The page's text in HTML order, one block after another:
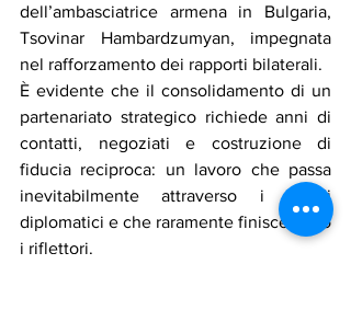
dell’ambasciatrice armena in Bulgaria,
Tsovinar Hambardzumyan, impegnata
nel rafforzamento dei rapporti bilaterali.
È evidente che il consolidamento di un
partenariato strategico richiede anni di
contatti, negoziati e costruzione di
fiducia reciproca: un lavoro che passa
inevitabilmente attraverso i canali
diplomatici e che raramente finisce sotto
i riflettori.